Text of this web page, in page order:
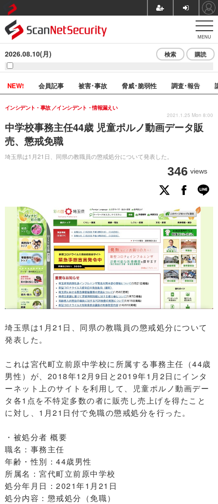
MENU
2026.08.10(月) 検索 購読
NEW! 会員記事 被害･事故 脅威･脆弱性 調査･報告
中学校事務主任44歳 児童ポルノ動画データ販
売、懲戒免職
埼玉県は1月21日、同県の教職員の懲戒処分について発表した。
インシデント・事故 インシデント・情報漏えい
346 views
2021.1.25 Mon 8:00
埼玉県は1月21日、同県の教職員の懲戒処分について
発表した。
これは宮代町立前原中学校に所属する事務主任（44歳
男性）が、2018年12月9日と2019年1月2日にインタ
ーネット上のサイトを利用して、児童ポルノ動画デー
タ各1点を不特定多数の者に販売し売上げを得たこと
に対し、1月21日付で免職の懲戒処分を行った。
・被処分者 概要
職名：事務主任
年齢・性別：44歳男性
所属名：宮代町立前原中学校
処分年月日：2021年1月21日
処分内容：懲戒処分（免職）